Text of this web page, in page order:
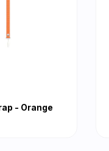
- Orange